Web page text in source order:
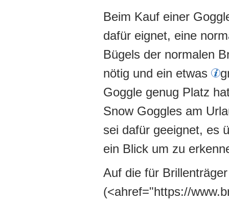
Beim Kauf einer
dafür eignet, eine
Bügels der normalen
nötig und ein etwas
Goggle genug Platz
Snow Goggles am
sei dafür geeignet, es
ein Blick um zu
Auf die für
(<ahref="https://